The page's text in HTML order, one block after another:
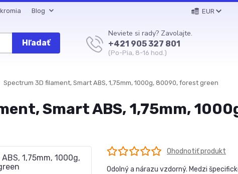
Blog EUR
Hľadať
Neviete si rady? Zavolajte.
+421 905 327 801
(Po-Pia, 8-16 hod.)
Spectrum 3D filament, Smart ABS, 1,75mm, 1000g, 80090, forest green
Smart ABS, 1,75mm,
Ohodnotiť produkt
Odolný a nárazu vzdorný. Medzi